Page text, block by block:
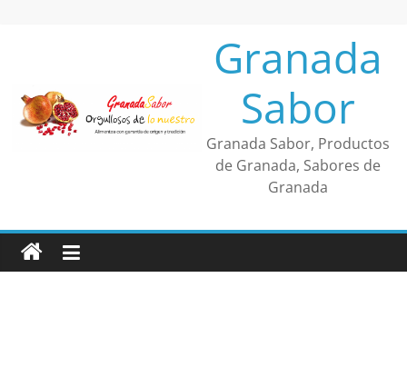
Granada
Sabor
Granada Sabor, Productos
de Granada, Sabores de
Granada